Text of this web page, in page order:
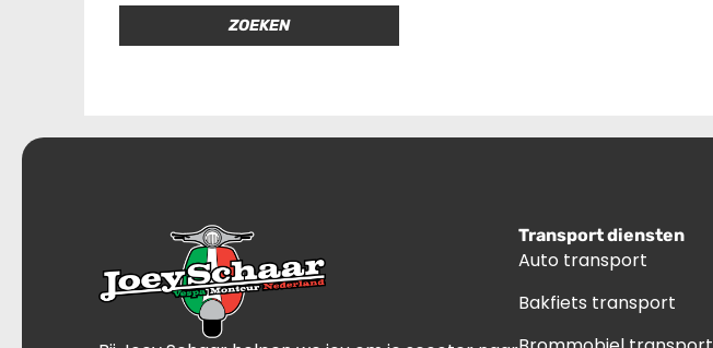
ZOEKEN
Transport diensten
Auto transport
Bakfiets transport